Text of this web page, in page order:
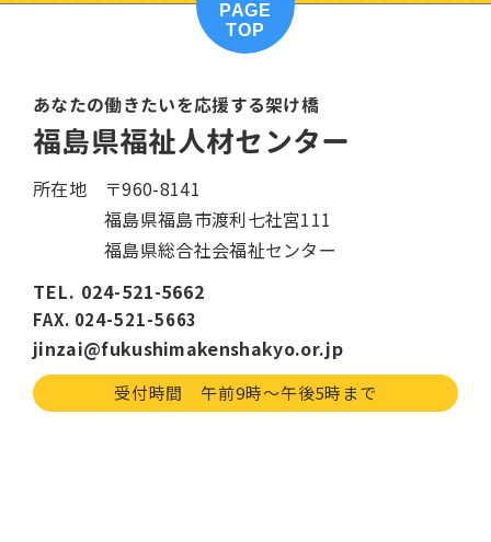
PAGE
TOP
あなたの働きたいを応援する架け橋
福島県福祉人材センター
所在地
〒960-8141
福島県福島市渡利七社宮111
福島県総合社会福祉センター
TEL. 024-521-5662
FAX. 024-521-5663
jinzai@fukushimakenshakyo.or.jp
受付時間 午前9時〜午後5時まで